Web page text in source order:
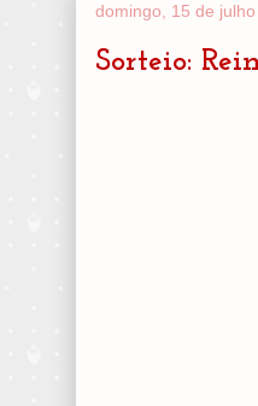
domingo, 15 de
Sorteio: